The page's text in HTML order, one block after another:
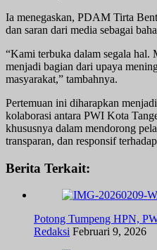
Ia menegaskan, PDAM Tirta
dan saran dari media sebagai
“Kami terbuka dalam segala hal.
menjadi bagian dari upaya
masyarakat,” tambahnya.
Pertemuan ini diharapkan
kolaborasi antara PWI Kota
khususnya dalam mendorong
transparan, dan responsif
Berita Terkait:
Potong Tumpeng HPN,
Redaksi Februari 9, 2026